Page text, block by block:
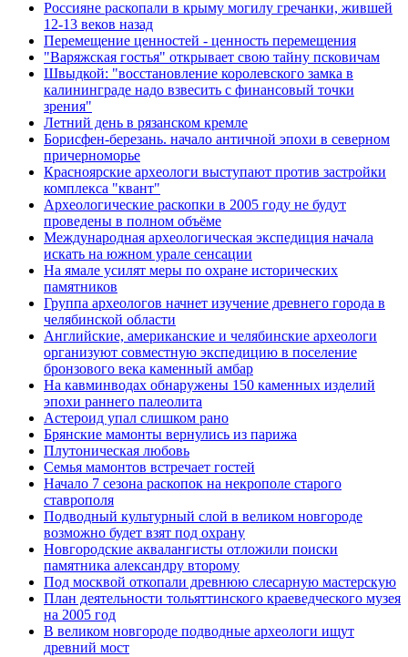
Россияне раскопали в крыму могилу гречанки, жившей
12-13 веков назад
Перемещение ценностей - ценность перемещения
"Варяжская гостья" открывает свою тайну псковичам
Швыдкой: "восстановление королевского замка в
калининграде надо взвесить с финансовый точки
зрения"
Летний день в рязанском кремле
Борисфен-березань. начало античной эпохи в северном
причерноморье
Красноярские археологи выступают против застройки
комплекса "квант"
Археологические раскопки в 2005 году не будут
проведены в полном объёме
Международная археологическая экспедиция начала
искать на южном урале сенсации
На ямале усилят меры по охране исторических
памятников
Группа археологов начнет изучение древнего города в
челябинской области
Английские, американские и челябинские археологи
организуют совместную экспедицию в поселение
бронзового века каменный амбар
На кавминводах обнаружены 150 каменных изделий
эпохи раннего палеолита
Астероид упал слишком рано
Брянские мамонты вернулись из парижа
Плутоническая любовь
Семья мамонтов встречает гостей
Начало 7 сезона раскопок на некрополе старого
ставрополя
Подводный культурный слой в великом новгороде
возможно будет взят под охрану
Новгородские аквалангисты отложили поиски
памятника александру второму
Под москвой откопали древнюю слесарную мастерскую
План деятельности тольяттинского краеведческого музея
на 2005 год
В великом новгороде подводные археологи ищут
древний мост